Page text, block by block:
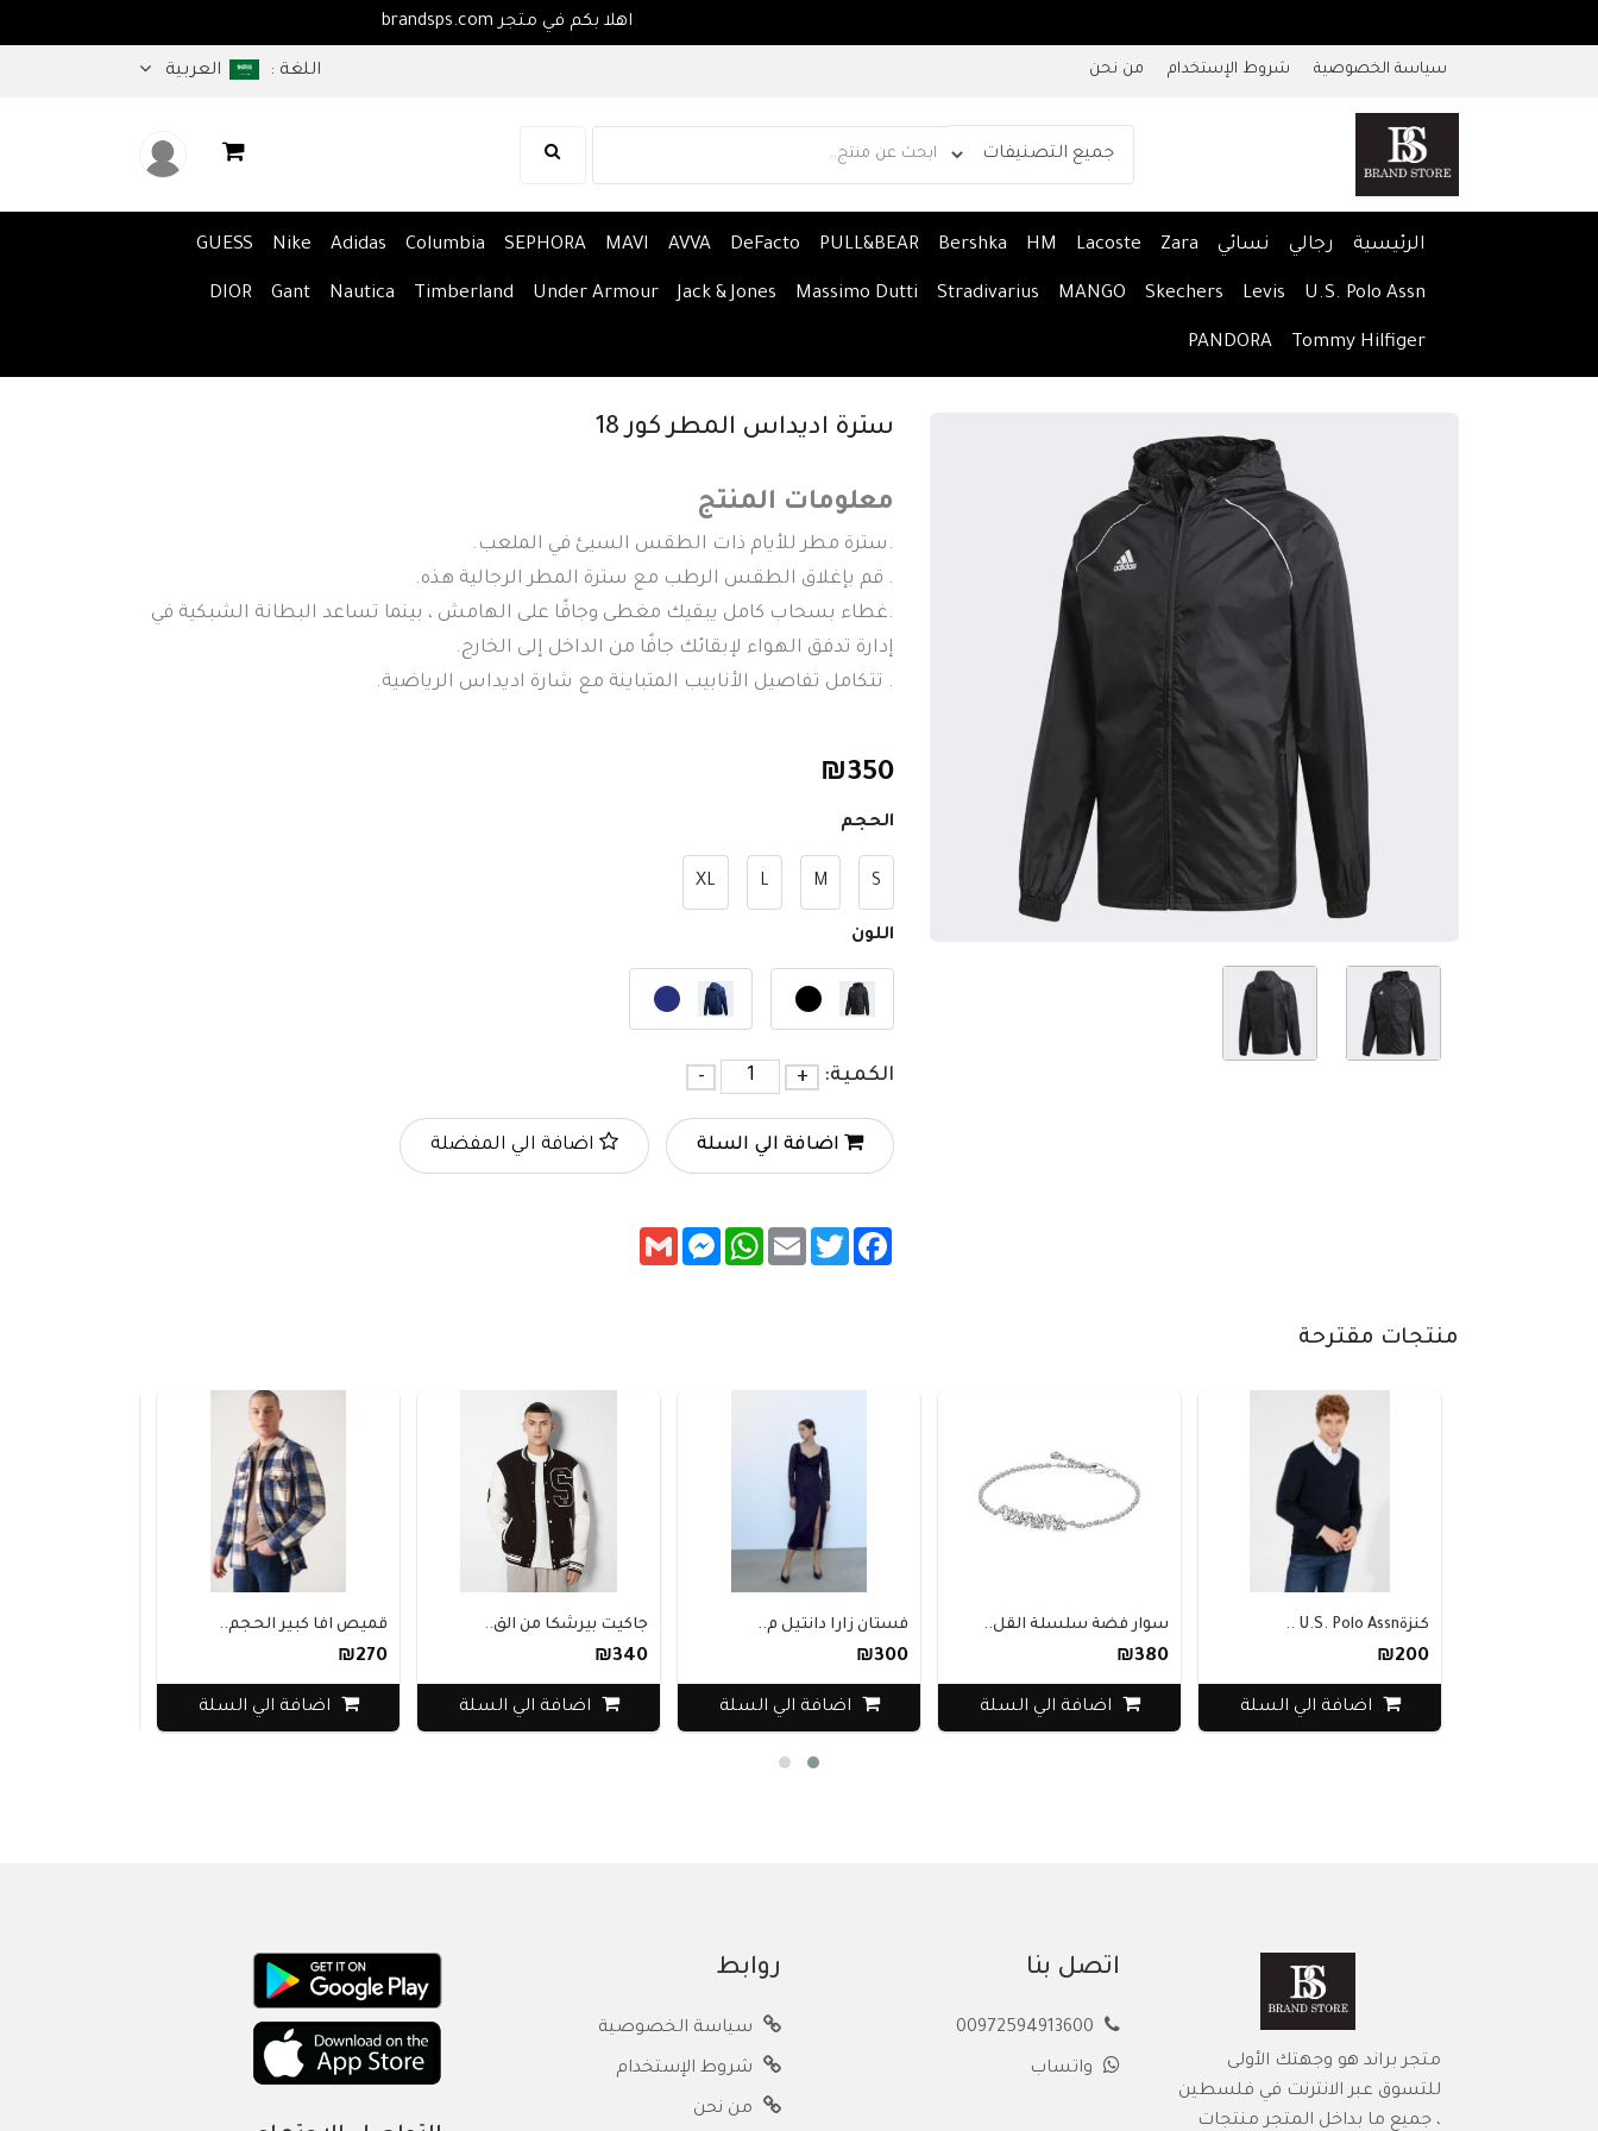
اهلا بكم في متجر brandsps.com
سياسة الخصوصية شروط الإستخدام من نحن اللغة : العربية
الرئيسية رجالي نسائي Zara
Lacoste
HM
Bershka
PULL&BEAR
DeFacto
AVVA
MAVI
SEPHORA
Columbia
Adidas
Nike
GUESS
U.S. Polo Assn
Levis
Skechers
MANGO
Stradivarius
Massimo Dutti
Jack & Jones
Under Armour
Timberland
Nautica
Gant
DIOR
Tommy Hilfiger
PANDORA
سترة اديداس المطر كور 18
معلومات المنتج
.سترة مطر للأيام ذات الطقس السيئ في الملعب.
. قم بإغلاق الطقس الرطب مع سترة المطر الرجالية هذه.
.غطاء بسحاب كامل يبقيك مغطى وجافًا على الهامش ، بينما تساعد البطانة الشبكية في
إدارة تدفق الهواء لإبقائك جافًا من الداخل إلى الخارج.
. تتكامل تفاصيل الأنابيب المتباينة مع شارة اديداس الرياضية.
₪350
الحجم
S
M
L
XL
اللون
الكمية: +
-
اضافة الي السلة اضافة الي المفضلة
Facebook
Twitter
Email
WhatsApp
Messenger
Gmail
منتجات مقترحة
كنزةU.S. Polo Assn ..
₪200
اضافة الي السلة
سوار فضة سلسلة القل..
₪380
اضافة الي السلة
فستان زارا دانتيل م..
₪300
اضافة الي السلة
جاكيت بيرشكا من الق..
₪340
اضافة الي السلة
قميص افا كبير الحجم..
₪270
اضافة الي السلة
متجر براند هو وجهتك الأولى
للتسوق عبر الانترنت في فلسطين
، جميع ما بداخل المتجر منتجات
اتصل بنا
واتساب
روابط
سياسة الخصوصية
شروط الإستخدام
من نحن